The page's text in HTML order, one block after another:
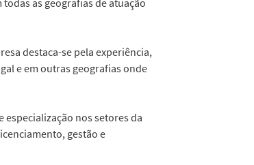
as geografias de atuação
destaca-se pela experiência,
e em outras geografias onde
nos setores da
gestão e